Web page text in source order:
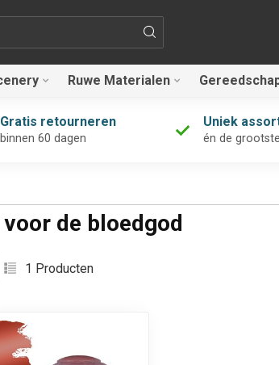
Ruwe Materialen
Gratis retourneren
binnen 60 dagen
Uniek
én de
de bloedgod
1 Producten